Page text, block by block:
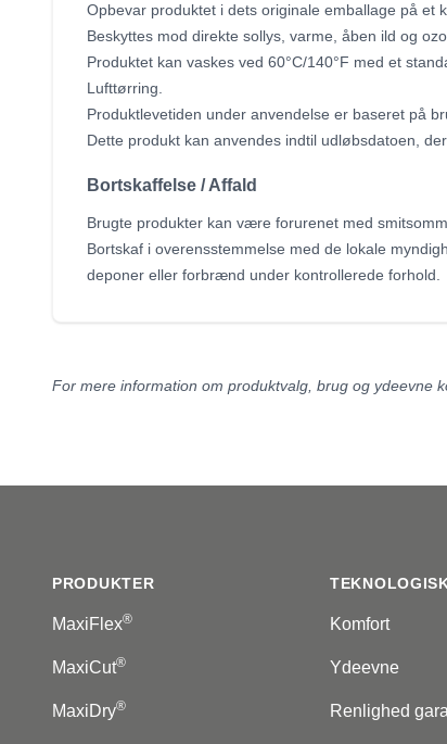
Opbevar produktet i dets originale emballage på et
Beskyttes mod direkte sollys, varme, åben ild og
Produktet kan vaskes ved 60°C/140°F med et
Lufttørring.
Produktlevetiden under anvendelse er baseret på
Dette produkt kan anvendes indtil udløbsdatoen,
Bortskaffelse / Affald
Brugte produkter kan være forurenet med
Bortskaf i overensstemmelse med de lokale
deponer eller forbrænd under kontrollerede forhold.
For mere information om produktvalg, brug og ydeevne
PRODUKTER
MaxiFlex®
MaxiCut®
MaxiDry®
Komfort
Ydeevne
Renlighed